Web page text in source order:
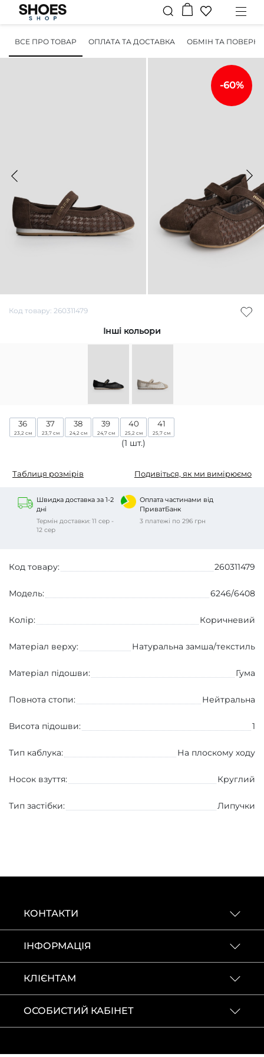
ВСЕ ПРО ТОВАР ОПЛАТА ТА ДОСТАВКА ОБМІН ТА
-60%
Код товару: 260311479
Інші кольори
36
23,2 см
37
23,7 см
38
24,2 см
39
24,7 см
40
25,2 см
(1 шт.)
41
25,7 см
Таблиця розмірів Подивіться, як ми вимірюємо
Швидка доставка за 1-2
дні
Термін доставки: 11 сер -
12 сер
Оплата частинами від
ПриватБанк
3 платежі по 296 грн
Код товару: 260311479
Модель: 6246/6408
Колір: Коричневий
Матеріал верху: Натуральна замша/текстиль
Матеріал підошви: Гума
Повнота стопи: Нейтральна
Висота підошви: 1
Тип каблука: На плоскому ходу
Носок взуття: Круглий
Тип застібки: Липучки
КОНТАКТИ
ІНФОРМАЦІЯ
КЛІЄНТАМ
ОСОБИСТИЙ КАБІНЕТ